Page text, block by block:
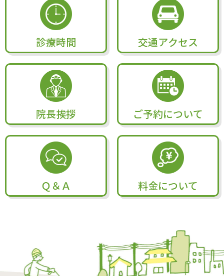
診療時間 交通アクセス
院長挨拶 ご予約について
Ｑ＆Ａ 料金について